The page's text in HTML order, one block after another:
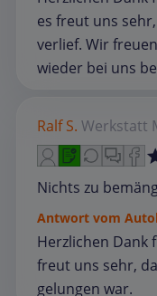
es freut uns
verlief. Wir
wieder bei uns
Ralf S. Werkstatt
Nichts zu
Antwort vom
Herzlichen Dank
freut uns sehr,
gelungen war.